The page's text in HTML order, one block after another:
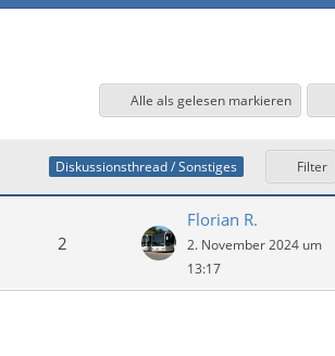
Alle als gelesen markieren
Diskussionsthread / Sonstiges Filter
2
Florian R.
2. November 2024 um
13:17